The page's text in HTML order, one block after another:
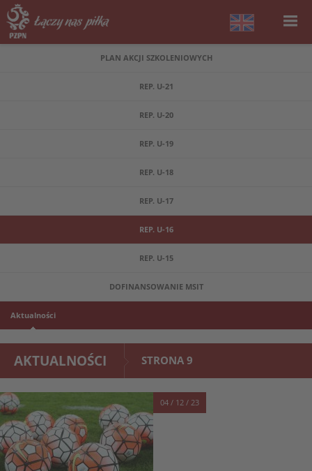
PLAN AKCJI SZKOLENIOWYCH
REP. U-21
REP. U-20
REP. U-19
REP. U-18
REP. U-17
REP. U-16
REP. U-15
DOFINANSOWANIE MSIT
Aktualności
AKTUALNOŚCI STRONA 9
04 / 12 / 23